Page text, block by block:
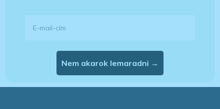
Nem akarok lemaradni →